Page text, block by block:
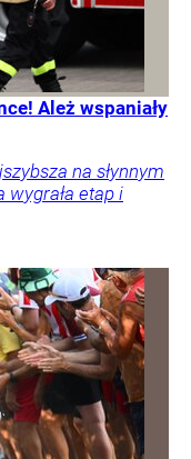
Ależ wspaniały
na słynnym
wygrała etap i